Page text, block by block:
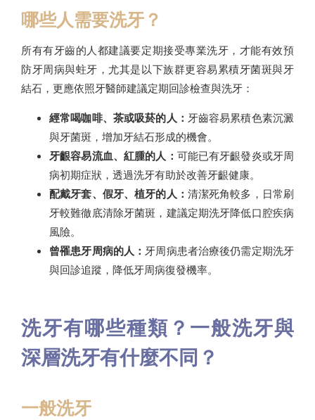
哪些人需要洗牙？
所有有牙齒的人都建議要定期接受專業洗牙，才能有效預
防牙周病與蛀牙，尤其是以下族群更容易累積牙菌斑與牙
結石，更應依照牙醫師建議定期回診檢查與洗牙：
經常喝咖啡、茶或吸菸的人： 牙齒容易累積色素沉澱
與牙菌斑，增加牙結石形成的機會。
牙齦容易流血、紅腫的人： 可能已有牙齦發炎或牙周
病初期症狀，透過洗牙有助於改善牙齦健康。
配戴牙套、假牙、植牙的人： 清潔死角較多，日常刷
牙較難徹底清除牙菌斑，建議定期洗牙降低口腔疾病
風險。
曾罹患牙周病的人： 牙周病患者治療後仍需定期洗牙
與回診追蹤，降低牙周病復發機率。
洗牙有哪些種類？一般洗牙與
深層洗牙有什麼不同？
一般洗牙